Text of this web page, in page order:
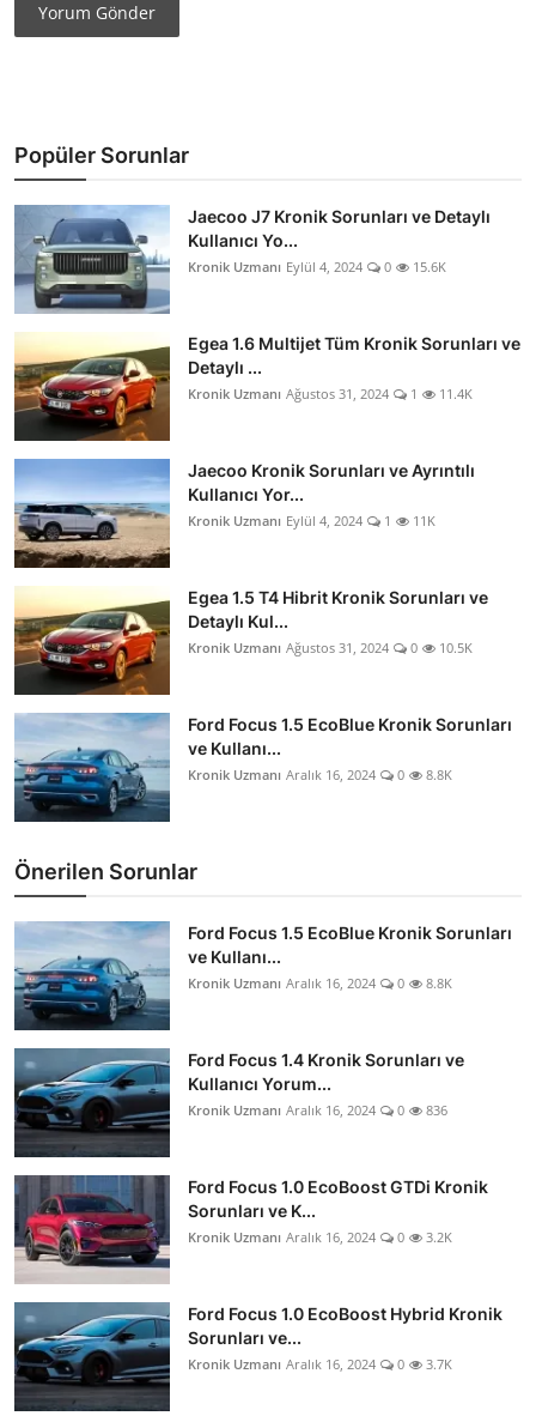
Yorum Gönder
Popüler Sorunlar
Jaecoo J7 Kronik Sorunları ve Detaylı
Kullanıcı Yo...
Kronik Uzmanı Eylül 4, 2024 0 15.6K
Egea 1.6 Multijet Tüm Kronik Sorunları ve
Detaylı ...
Kronik Uzmanı Ağustos 31, 2024 1 11.4K
Jaecoo Kronik Sorunları ve Ayrıntılı
Kullanıcı Yor...
Kronik Uzmanı Eylül 4, 2024 1 11K
Egea 1.5 T4 Hibrit Kronik Sorunları ve
Detaylı Kul...
Kronik Uzmanı Ağustos 31, 2024 0 10.5K
Ford Focus 1.5 EcoBlue Kronik Sorunları
ve Kullanı...
Kronik Uzmanı Aralık 16, 2024 0 8.8K
Önerilen Sorunlar
Ford Focus 1.5 EcoBlue Kronik Sorunları
ve Kullanı...
Kronik Uzmanı Aralık 16, 2024 0 8.8K
Ford Focus 1.4 Kronik Sorunları ve
Kullanıcı Yorum...
Kronik Uzmanı Aralık 16, 2024 0 836
Ford Focus 1.0 EcoBoost GTDi Kronik
Sorunları ve K...
Kronik Uzmanı Aralık 16, 2024 0 3.2K
Ford Focus 1.0 EcoBoost Hybrid Kronik
Sorunları ve...
Kronik Uzmanı Aralık 16, 2024 0 3.7K